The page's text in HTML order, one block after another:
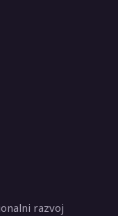
razvoj